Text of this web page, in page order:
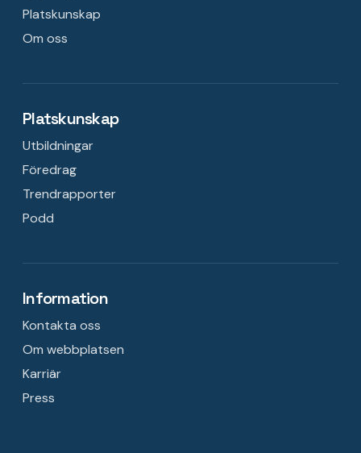
Platskunskap
Om oss
Platskunskap
Utbildningar
Föredrag
Trendrapporter
Podd
Information
Kontakta oss
Om webbplatsen
Karriär
Press